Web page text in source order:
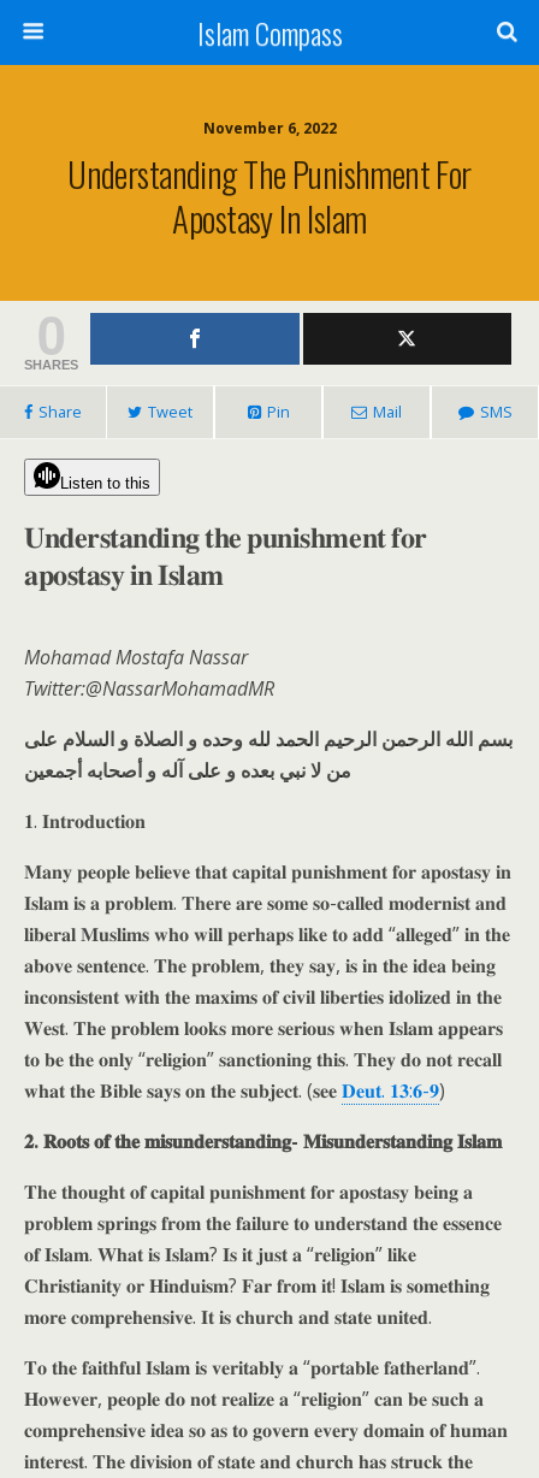
Islam Compass
November 6, 2022
Understanding The Punishment For
Apostasy In Islam
0
SHARES
Share Tweet Pin Mail SMS
Listen to this
𝐔𝐧𝐝𝐞𝐫𝐬𝐭𝐚𝐧𝐝𝐢𝐧𝐠 𝐭𝐡𝐞 𝐩𝐮𝐧𝐢𝐬𝐡𝐦𝐞𝐧𝐭 𝐟𝐨𝐫
𝐚𝐩𝐨𝐬𝐭𝐚𝐬𝐲 𝐢𝐧 𝐈𝐬𝐥𝐚𝐦
Mohamad Mostafa Nassar
Twitter:@NassarMohamadMR
بسم الله الرحمن الرحيم الحمد لله وحده و الصلاة و السلام على
من لا نبي بعده و على آله و أصحابه أجمعين
𝟏. 𝐈𝐧𝐭𝐫𝐨𝐝𝐮𝐜𝐭𝐢𝐨𝐧
𝐌𝐚𝐧𝐲 𝐩𝐞𝐨𝐩𝐥𝐞 𝐛𝐞𝐥𝐢𝐞𝐯𝐞 𝐭𝐡𝐚𝐭 𝐜𝐚𝐩𝐢𝐭𝐚𝐥 𝐩𝐮𝐧𝐢𝐬𝐡𝐦𝐞𝐧𝐭 𝐟𝐨𝐫 𝐚𝐩𝐨𝐬𝐭𝐚𝐬𝐲 𝐢𝐧
𝐈𝐬𝐥𝐚𝐦 𝐢𝐬 𝐚 𝐩𝐫𝐨𝐛𝐥𝐞𝐦. 𝐓𝐡𝐞𝐫𝐞 𝐚𝐫𝐞 𝐬𝐨𝐦𝐞 𝐬𝐨-𝐜𝐚𝐥𝐥𝐞𝐝 𝐦𝐨𝐝𝐞𝐫𝐧𝐢𝐬𝐭 𝐚𝐧𝐝
𝐥𝐢𝐛𝐞𝐫𝐚𝐥 𝐌𝐮𝐬𝐥𝐢𝐦𝐬 𝐰𝐡𝐨 𝐰𝐢𝐥𝐥 𝐩𝐞𝐫𝐡𝐚𝐩𝐬 𝐥𝐢𝐤𝐞 𝐭𝐨 𝐚𝐝𝐝 “𝐚𝐥𝐥𝐞𝐠𝐞𝐝” 𝐢𝐧 𝐭𝐡𝐞
𝐚𝐛𝐨𝐯𝐞 𝐬𝐞𝐧𝐭𝐞𝐧𝐜𝐞. 𝐓𝐡𝐞 𝐩𝐫𝐨𝐛𝐥𝐞𝐦, 𝐭𝐡𝐞𝐲 𝐬𝐚𝐲, 𝐢𝐬 𝐢𝐧 𝐭𝐡𝐞 𝐢𝐝𝐞𝐚 𝐛𝐞𝐢𝐧𝐠
𝐢𝐧𝐜𝐨𝐧𝐬𝐢𝐬𝐭𝐞𝐧𝐭 𝐰𝐢𝐭𝐡 𝐭𝐡𝐞 𝐦𝐚𝐱𝐢𝐦𝐬 𝐨𝐟 𝐜𝐢𝐯𝐢𝐥 𝐥𝐢𝐛𝐞𝐫𝐭𝐢𝐞𝐬 𝐢𝐝𝐨𝐥𝐢𝐳𝐞𝐝 𝐢𝐧 𝐭𝐡𝐞
𝐖𝐞𝐬𝐭. 𝐓𝐡𝐞 𝐩𝐫𝐨𝐛𝐥𝐞𝐦 𝐥𝐨𝐨𝐤𝐬 𝐦𝐨𝐫𝐞 𝐬𝐞𝐫𝐢𝐨𝐮𝐬 𝐰𝐡𝐞𝐧 𝐈𝐬𝐥𝐚𝐦 𝐚𝐩𝐩𝐞𝐚𝐫𝐬
𝐭𝐨 𝐛𝐞 𝐭𝐡𝐞 𝐨𝐧𝐥𝐲 “𝐫𝐞𝐥𝐢𝐠𝐢𝐨𝐧” 𝐬𝐚𝐧𝐜𝐭𝐢𝐨𝐧𝐢𝐧𝐠 𝐭𝐡𝐢𝐬. 𝐓𝐡𝐞𝐲 𝐝𝐨 𝐧𝐨𝐭 𝐫𝐞𝐜𝐚𝐥𝐥
𝐰𝐡𝐚𝐭 𝐭𝐡𝐞 𝐁𝐢𝐛𝐥𝐞 𝐬𝐚𝐲𝐬 𝐨𝐧 𝐭𝐡𝐞 𝐬𝐮𝐛𝐣𝐞𝐜𝐭. (𝐬𝐞𝐞𝐃𝐞𝐮𝐭. 𝟏𝟑:𝟔-𝟗)
𝟐. 𝐑𝐨𝐨𝐭𝐬 𝐨𝐟 𝐭𝐡𝐞 𝐦𝐢𝐬𝐮𝐧𝐝𝐞𝐫𝐬𝐭𝐚𝐧𝐝𝐢𝐧𝐠- 𝐌𝐢𝐬𝐮𝐧𝐝𝐞𝐫𝐬𝐭𝐚𝐧𝐝𝐢𝐧𝐠 𝐈𝐬𝐥𝐚𝐦
𝐓𝐡𝐞 𝐭𝐡𝐨𝐮𝐠𝐡𝐭 𝐨𝐟 𝐜𝐚𝐩𝐢𝐭𝐚𝐥 𝐩𝐮𝐧𝐢𝐬𝐡𝐦𝐞𝐧𝐭 𝐟𝐨𝐫 𝐚𝐩𝐨𝐬𝐭𝐚𝐬𝐲 𝐛𝐞𝐢𝐧𝐠 𝐚
𝐩𝐫𝐨𝐛𝐥𝐞𝐦 𝐬𝐩𝐫𝐢𝐧𝐠𝐬 𝐟𝐫𝐨𝐦 𝐭𝐡𝐞 𝐟𝐚𝐢𝐥𝐮𝐫𝐞 𝐭𝐨 𝐮𝐧𝐝𝐞𝐫𝐬𝐭𝐚𝐧𝐝 𝐭𝐡𝐞 𝐞𝐬𝐬𝐞𝐧𝐜𝐞
𝐨𝐟 𝐈𝐬𝐥𝐚𝐦. 𝐖𝐡𝐚𝐭 𝐢𝐬 𝐈𝐬𝐥𝐚𝐦? 𝐈𝐬 𝐢𝐭 𝐣𝐮𝐬𝐭 𝐚 “𝐫𝐞𝐥𝐢𝐠𝐢𝐨𝐧” 𝐥𝐢𝐤𝐞
𝐂𝐡𝐫𝐢𝐬𝐭𝐢𝐚𝐧𝐢𝐭𝐲 𝐨𝐫 𝐇𝐢𝐧𝐝𝐮𝐢𝐬𝐦? 𝐅𝐚𝐫 𝐟𝐫𝐨𝐦 𝐢𝐭! 𝐈𝐬𝐥𝐚𝐦 𝐢𝐬 𝐬𝐨𝐦𝐞𝐭𝐡𝐢𝐧𝐠
𝐦𝐨𝐫𝐞 𝐜𝐨𝐦𝐩𝐫𝐞𝐡𝐞𝐧𝐬𝐢𝐯𝐞. 𝐈𝐭 𝐢𝐬 𝐜𝐡𝐮𝐫𝐜𝐡 𝐚𝐧𝐝 𝐬𝐭𝐚𝐭𝐞 𝐮𝐧𝐢𝐭𝐞𝐝.
𝐓𝐨 𝐭𝐡𝐞 𝐟𝐚𝐢𝐭𝐡𝐟𝐮𝐥 𝐈𝐬𝐥𝐚𝐦 𝐢𝐬 𝐯𝐞𝐫𝐢𝐭𝐚𝐛𝐥𝐲 𝐚 “𝐩𝐨𝐫𝐭𝐚𝐛𝐥𝐞 𝐟𝐚𝐭𝐡𝐞𝐫𝐥𝐚𝐧𝐝”.
𝐇𝐨𝐰𝐞𝐯𝐞𝐫, 𝐩𝐞𝐨𝐩𝐥𝐞 𝐝𝐨 𝐧𝐨𝐭 𝐫𝐞𝐚𝐥𝐢𝐳𝐞 𝐚 “𝐫𝐞𝐥𝐢𝐠𝐢𝐨𝐧” 𝐜𝐚𝐧 𝐛𝐞 𝐬𝐮𝐜𝐡 𝐚
𝐜𝐨𝐦𝐩𝐫𝐞𝐡𝐞𝐧𝐬𝐢𝐯𝐞 𝐢𝐝𝐞𝐚 𝐬𝐨 𝐚𝐬 𝐭𝐨 𝐠𝐨𝐯𝐞𝐫𝐧 𝐞𝐯𝐞𝐫𝐲 𝐝𝐨𝐦𝐚𝐢𝐧 𝐨𝐟 𝐡𝐮𝐦𝐚𝐧
𝐢𝐧𝐭𝐞𝐫𝐞𝐬𝐭. 𝐓𝐡𝐞 𝐝𝐢𝐯𝐢𝐬𝐢𝐨𝐧 𝐨𝐟 𝐬𝐭𝐚𝐭𝐞 𝐚𝐧𝐝 𝐜𝐡𝐮𝐫𝐜𝐡 𝐡𝐚𝐬 𝐬𝐭𝐫𝐮𝐜𝐤 𝐭𝐡𝐞